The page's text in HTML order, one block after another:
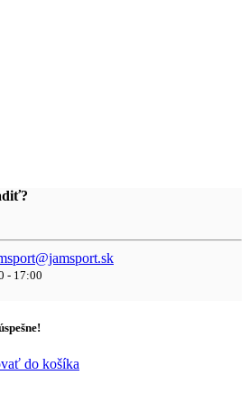
- 17:00
do košíka